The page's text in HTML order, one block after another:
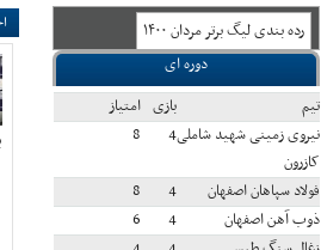
رده بندی ليگ برتر مردان ۱۴۰۰
دوره ای
تيم
بازی امتياز
نیروی زمینی شهید شاملی
کازرون
4
8
فولاد سپاهان اصفهان 4
8
ذوب آهن اصفهان
4
6